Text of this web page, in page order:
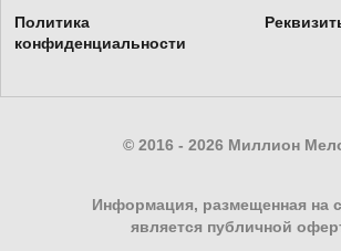
Политика
конфиденциальности
© 2016 - 2026 Миллион
Информация, размещенная на
является публичной